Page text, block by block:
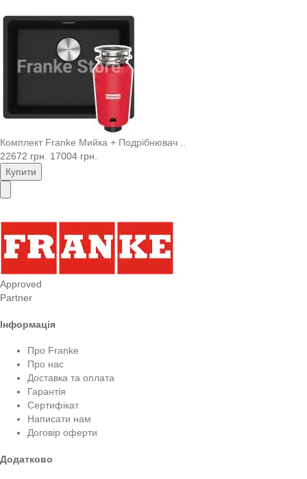
Комплект Franke Мийка + Подрібнювач ..
22672 грн.
17004 грн.
Купити
Approved
Partner
Інформація
Про Franke
Про нас
Доставка та оплата
Гарантія
Сертифікат
Написати нам
Договір оферти
Додатково